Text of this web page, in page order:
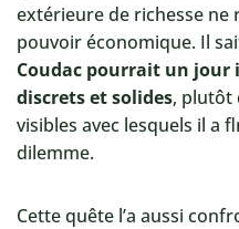
extérieure de richesse ne
pouvoir économique. Il
Coudac pourrait un jour
discrets et solides, plutôt
visibles avec lesquels il a
dilemme.
Cette quête l’a aussi